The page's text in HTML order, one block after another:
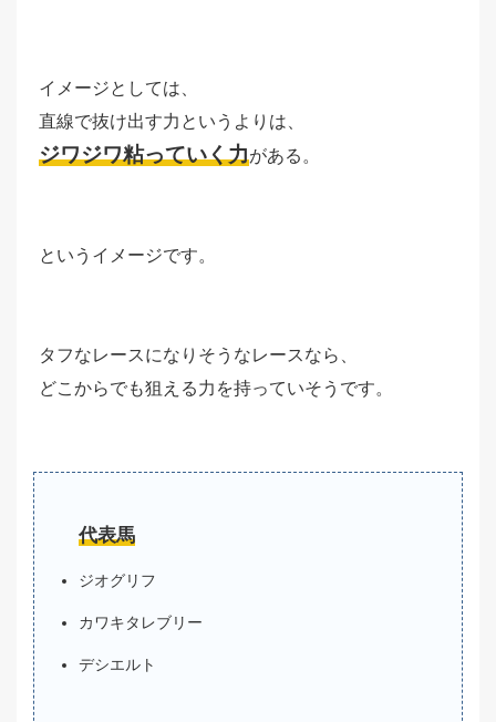
イメージとしては、
直線で抜け出す力というよりは、
ジワジワ粘っていく力がある。
というイメージです。
タフなレースになりそうなレースなら、
どこからでも狙える力を持っていそうです。
代表馬
ジオグリフ
カワキタレブリー
デシエルト